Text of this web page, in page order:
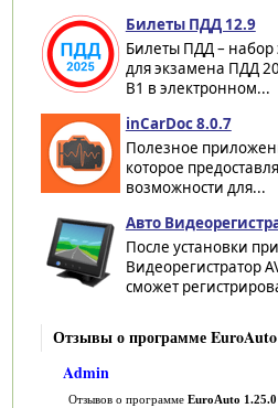
Билеты ПДД 12.9
Билеты ПДД – набор
для экзамена ПДД
B1 в электронном...
inCarDoc 8.0.7
Полезное
которое
возможности для...
Авто
После установки
Видеорегистратор
сможет
Отзывы о программе EuroAuto
Admin
Отзывов о программе EuroAuto 1.25.0